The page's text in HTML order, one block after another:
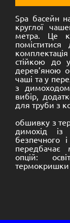
Spa басейн
круглої
метра. Це
стійкою до
дерев’яною
чаші та у
з
вибір,
для труби з
обшивку з
димохід
безпечного
передбачає
опцій:
термокришки